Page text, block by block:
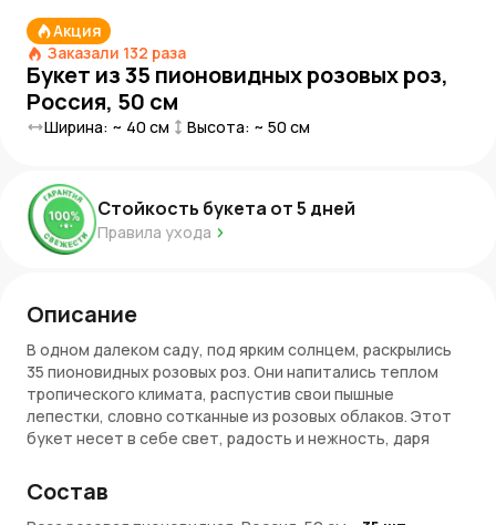
Акция
Заказали 132 раза
Букет из 35 пионовидных розовых роз,
Россия, 50 см
Ширина: ~ 40 см Высота: ~ 50 см
Стойкость букета от5 дней
Правила ухода
Описание
В одном далеком саду, под ярким солнцем, раскрылись
35 пионовидных розовых роз. Они напитались теплом
тропического климата, распустив свои пышные
лепестки, словно сотканные из розовых облаков. Этот
букет несет в себе свет, радость и нежность, даря
Что означает этот букет?
Состав